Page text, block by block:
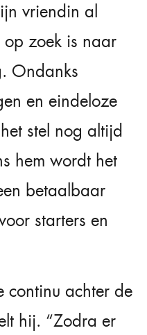
vriendin al
zoek is naar
Ondanks
en eindeloze
stel nog altijd
hem wordt het
betaalbaar
starters en
continu achter de
hij. “Zodra er